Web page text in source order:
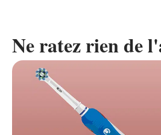
Ne ratez rien de